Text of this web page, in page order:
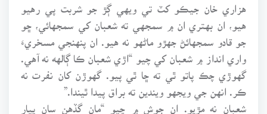
هزاري خان جيڪو کٽ تي ويهي ڳڙ جو شربت پي رهيو
هيو، ان بهتري ان ۾ سمجهي ته شعبان کي سمجهائي، ڇو
جو قادو سمجهائڻ جهڙو ماڻهو نه هيو. ان پنهنجي مسخريءَ
واري انداز ۾ شعبان کي چيو “اڙي شعبان ڪا ڳالهه نه آهي.
گهوڙي چڪ پاتو ٿي ته ڇا ٿي پيو. گهوڙن کان نفرت نه
ڪر. انهن جي ويجهو ويندين ته براق پيدا ٿيندا.”
شعبان نه مڙيو. ان جوش ۾ چيو “مان گڏهن سان پيار